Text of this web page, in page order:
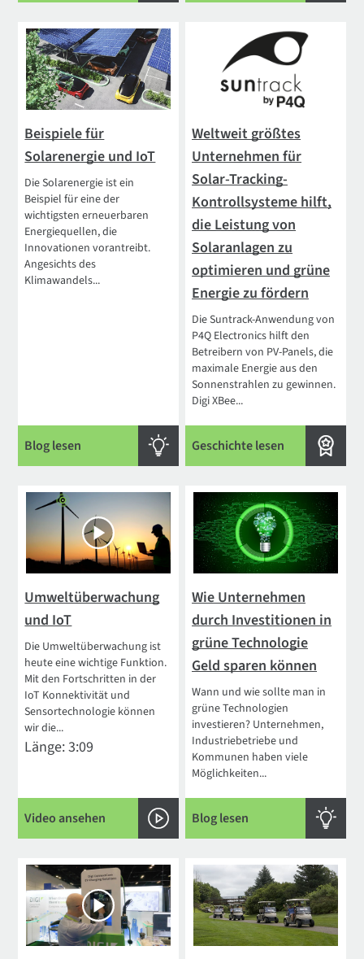
Beispiele für
Solarenergie und IoT
Die Solarenergie ist ein
Beispiel für eine der
wichtigsten erneuerbaren
Energiequellen, die
Innovationen vorantreibt.
Angesichts des
Klimawandels...
Blog lesen
Weltweit größtes
Unternehmen für
Solar-Tracking-
Kontrollsysteme hilft,
die Leistung von
Solaranlagen zu
optimieren und grüne
Energie zu fördern
Die Suntrack-Anwendung von
P4Q Electronics hilft den
Betreibern von PV-Panels, die
maximale Energie aus den
Sonnenstrahlen zu gewinnen.
Digi XBee...
Geschichte lesen
Umweltüberwachung
und IoT
Die Umweltüberwachung ist
heute eine wichtige Funktion.
Mit den Fortschritten in der
IoT Konnektivität und
Sensortechnologie können
wir die...
Länge: 3:09
Video ansehen
Wie Unternehmen
durch Investitionen in
grüne Technologie
Geld sparen können
Wann und wie sollte man in
grüne Technologien
investieren? Unternehmen,
Industriebetriebe und
Kommunen haben viele
Möglichkeiten...
Blog lesen